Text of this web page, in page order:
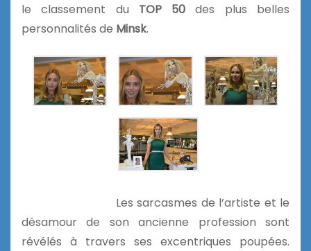
le classement du TOP 50 des plus belles
personnalités de Minsk.
Les sarcasmes de l’artiste et le
désamour de son ancienne profession sont
révélés à travers ses excentriques poupées.